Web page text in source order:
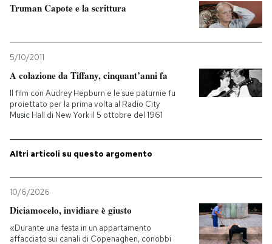
Truman Capote e la scrittura
5/10/2011
A colazione da Tiffany, cinquant’anni fa
Il film con Audrey Hepburn e le sue paturnie fu
proiettato per la prima volta al Radio City
Music Hall di New York il 5 ottobre del 1961
Altri articoli su questo argomento
10/6/2026
Diciamocelo, invidiare è giusto
«Durante una festa in un appartamento
affacciato sui canali di Copenaghen, conobbi